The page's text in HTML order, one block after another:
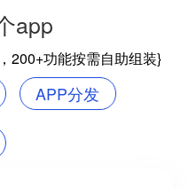
app
200+功能按需自助组装}
APP分发